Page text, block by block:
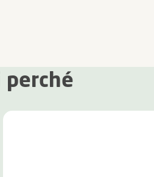
perché